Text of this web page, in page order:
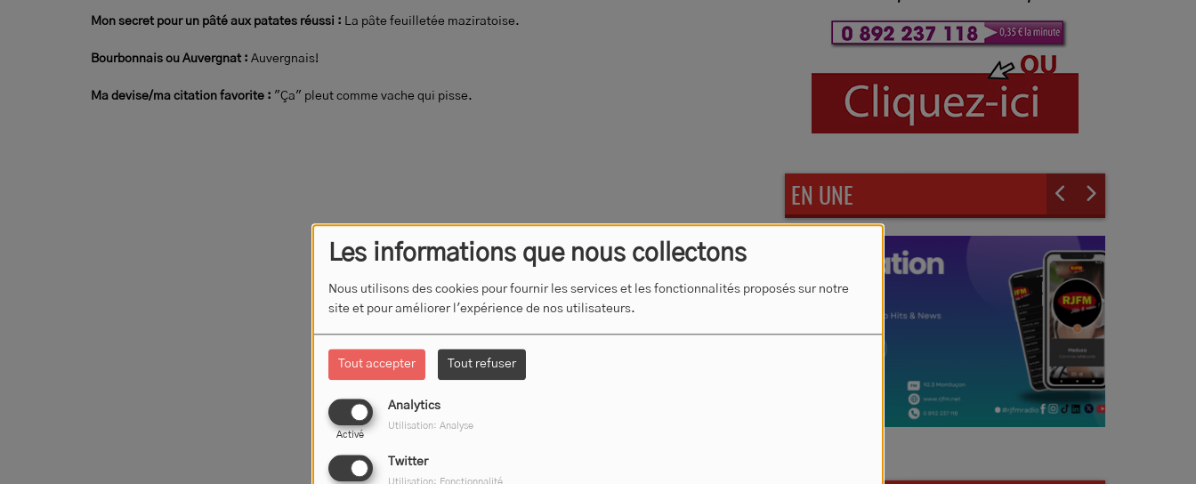
Les informations que nous collectons
Nous utilisons des cookies pour fournir les services et les fonctionnalités proposés sur notre
site et pour améliorer l'expérience de nos utilisateurs.
Tout accepter Tout refuser
Analytics
Activé
Utilisation: Analyse
Twitter
Mon secret pour un pâté aux patates réussi : La pâte feuilletée maziratoise.
Bourbonnais ou Auvergnat : Auvergnais!
Ma devise/ma citation favorite : "Ça" pleut comme vache qui pisse.
EN UNE